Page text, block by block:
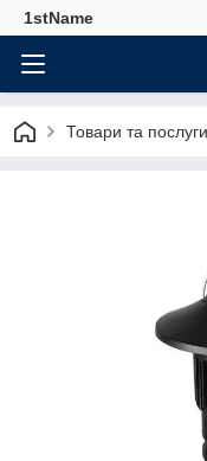
1stName
Товари та послуги